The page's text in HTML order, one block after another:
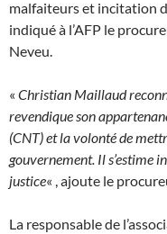
malfaiteurs et incitation
indiqué à l’AFP le
Neveu.
« Christian Maillaud
revendique son
(CNT) et la volonté de
gouvernement. Il s’estime
justice« , ajoute le
La responsable de